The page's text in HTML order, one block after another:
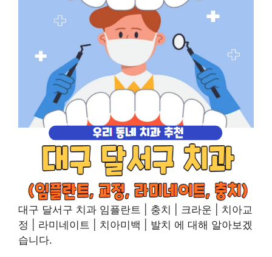
대구 달서구 치과 임플란트 | 충치 | 크라운 | 치아교
정 | 라미네이트 | 치아미백 | 발치 에 대해 알아보겠
습니다.